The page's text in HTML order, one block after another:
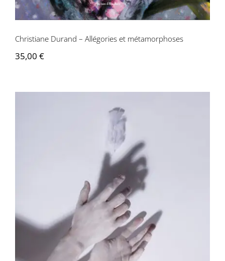
Christiane Durand – Allégories et métamorphoses
35,00 €
Akira Inumaru – Expérience d’Icare C